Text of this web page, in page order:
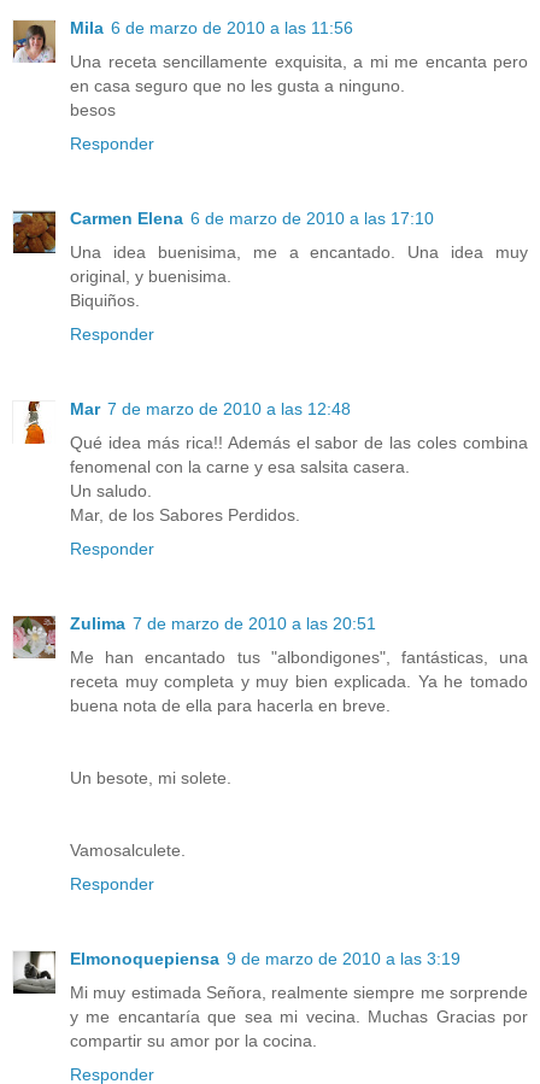
Mila 6 de marzo de 2010 a las 11:56
Una receta sencillamente exquisita, a mi me encanta pero
en casa seguro que no les gusta a ninguno.
besos
Responder
Carmen Elena 6 de marzo de 2010 a las 17:10
Una idea buenisima, me a encantado. Una idea muy
original, y buenisima.
Biquiños.
Responder
Mar 7 de marzo de 2010 a las 12:48
Qué idea más rica!! Además el sabor de las coles combina
fenomenal con la carne y esa salsita casera.
Un saludo.
Mar, de los Sabores Perdidos.
Responder
Zulima 7 de marzo de 2010 a las 20:51
Me han encantado tus "albondigones", fantásticas, una
receta muy completa y muy bien explicada. Ya he tomado
buena nota de ella para hacerla en breve.
Un besote, mi solete.
Vamosalculete.
Responder
Elmonoquepiensa 9 de marzo de 2010 a las 3:19
Mi muy estimada Señora, realmente siempre me sorprende
y me encantaría que sea mi vecina. Muchas Gracias por
compartir su amor por la cocina.
Responder